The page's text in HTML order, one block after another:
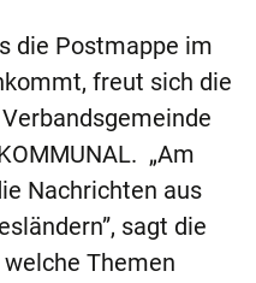
die Postmappe im
freut sich die
„Am
Nachrichten aus
sagt die
Themen